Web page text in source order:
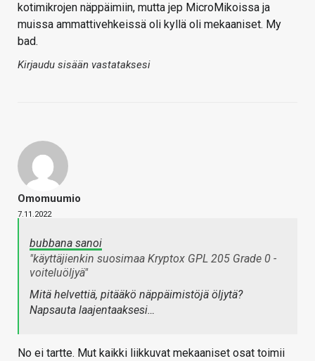
kotimikrojen näppäimiin, mutta jep MicroMikoissa ja
muissa ammattivehkeissä oli kyllä oli mekaaniset. My
bad.
Kirjaudu sisään vastataksesi
Omomuumio
7.11.2022
bubbana sanoi
"käyttäjienkin suosimaa Kryptox GPL 205 Grade 0 -
voiteluöljyä"
Mitä helvettiä, pitääkö näppäimistöjä öljytä?
Napsauta laajentaaksesi…
No ei tartte. Mut kaikki liikkuvat mekaaniset osat toimii